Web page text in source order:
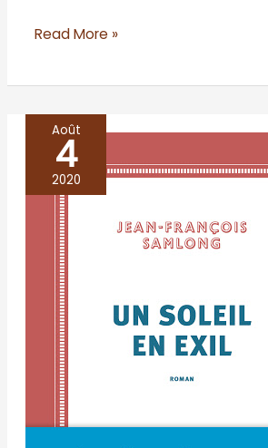
Read More »
Août
4
2020
soleil
Jean-
François
Samlong,